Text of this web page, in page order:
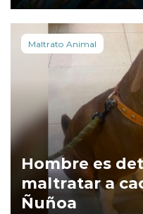
Maltrato Animal
Hombre es
maltratar a
Ñuñoa